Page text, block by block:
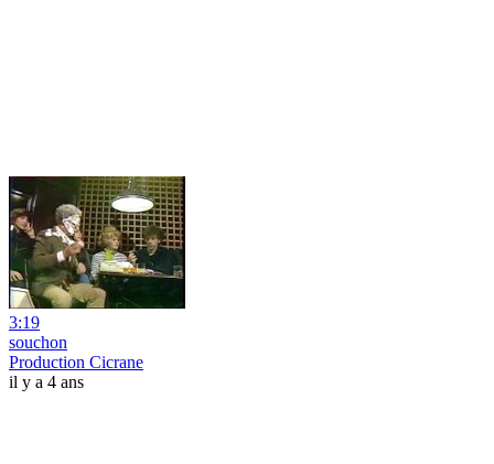
3:19
souchon
Production Cicrane
il y a 4 ans